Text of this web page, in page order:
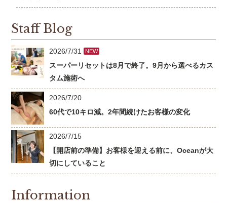
Staff Blog
2026/7/31 NEW
スーパーリセットは8月で終了。9月から選べるカス
タム施術へ
2026/7/20
60代で10キロ減。2年間続けたお客様の変化
2026/7/15
【開店前の準備】お客様を迎える前に、Oceanが大
切にしていること
Information